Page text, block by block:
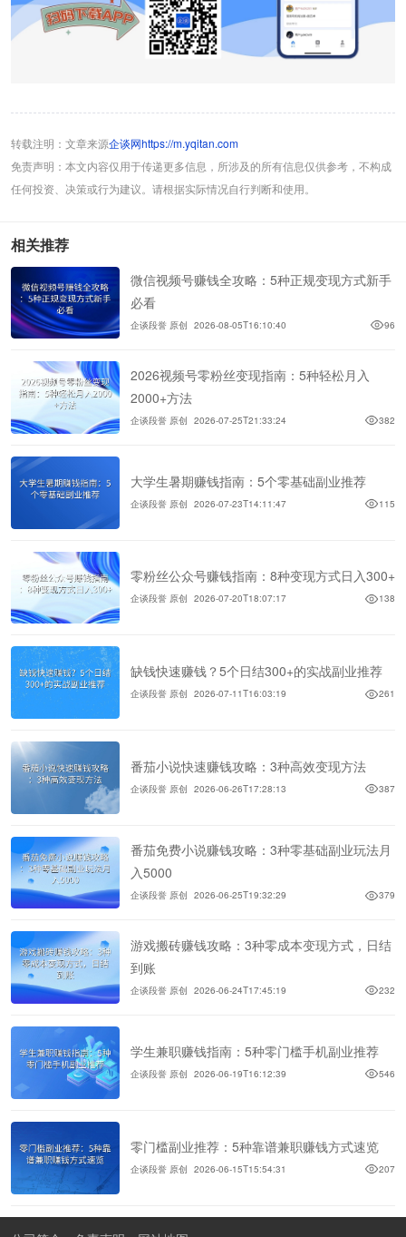
转载注明：文章来源企谈网https://m.yqitan.com
免责声明：本文内容仅用于传递更多信息，所涉及的所有信息仅供参考，不构成
任何投资、决策或行为建议。请根据实际情况自行判断和使用。
相关推荐
微信视频号赚钱全攻略：5种正规变现方式新手
必看
企谈段誉 原创 2026-08-05T16:10:40 96
2026视频号零粉丝变现指南：5种轻松月入
2000+方法
企谈段誉 原创 2026-07-25T21:33:24 382
大学生暑期赚钱指南：5个零基础副业推荐
企谈段誉 原创 2026-07-23T14:11:47 115
零粉丝公众号赚钱指南：8种变现方式日入300+
企谈段誉 原创 2026-07-20T18:07:17 138
缺钱快速赚钱？5个日结300+的实战副业推荐
企谈段誉 原创 2026-07-11T16:03:19 261
番茄小说快速赚钱攻略：3种高效变现方法
企谈段誉 原创 2026-06-26T17:28:13 387
番茄免费小说赚钱攻略：3种零基础副业玩法月
入5000
企谈段誉 原创 2026-06-25T19:32:29 379
游戏搬砖赚钱攻略：3种零成本变现方式，日结
到账
企谈段誉 原创 2026-06-24T17:45:19 232
学生兼职赚钱指南：5种零门槛手机副业推荐
企谈段誉 原创 2026-06-19T16:12:39 546
零门槛副业推荐：5种靠谱兼职赚钱方式速览
企谈段誉 原创 2026-06-15T15:54:31 207